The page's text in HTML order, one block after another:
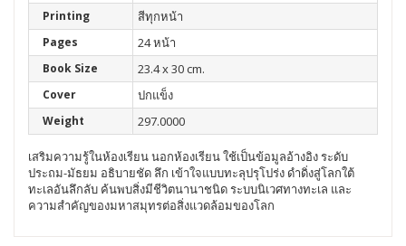
Printing สีทุกหน้า
Pages 24 หน้า
Book Size 23.4 x 30 cm.
Cover ปกแข็ง
Weight 297.0000
เสริมความรู้ในห้องเรียน นอกห้องเรียน ใช้เป็นข้อมูลอ้างอิง ระดับ
ประถม-มัธยม อธิบายชัด ลึก เข้าใจแบบทะลุปรุโปร่ง ดำดิ่งสู่โลกใต้
ทะเลอันลึกลับ ค้นพบสิ่งมีชีวิตนานาชนิด ระบบนิเวศทางทะเล และ
ความสำคัญของมหาสมุทรต่อสิ่งแวดล้อมของโลก